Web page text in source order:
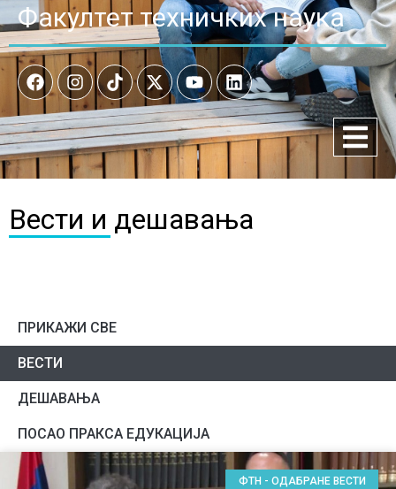
Факултет техничких наука
Вести и дешавања
ПРИКАЖИ СВЕ
ВЕСТИ
ДЕШАВАЊА
ПОСАО ПРАКСА ЕДУКАЦИЈА
ФТН - ОДАБРАНЕ ВЕСТИ